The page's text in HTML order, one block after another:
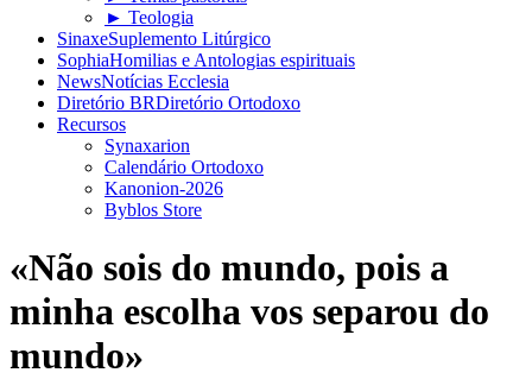
► Teologia
SinaxeSuplemento Litúrgico
SophiaHomilias e Antologias espirituais
NewsNotícias Ecclesia
Diretório BRDiretório Ortodoxo
Recursos
Synaxarion
Calendário Ortodoxo
Kanonion-2026
Byblos Store
«Não sois do mundo, pois a
minha escolha vos separou do
mundo»